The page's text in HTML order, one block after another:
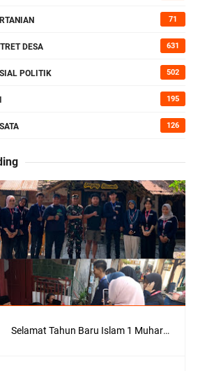
Bumi
di
71
DESA 631
POLITIK 502
195
126
Selamat Tahun Baru Islam 1 Muharram 1448 H: Pesan Hijrah Drs. H. Husnul Aqib, M.M. untuk Negeri